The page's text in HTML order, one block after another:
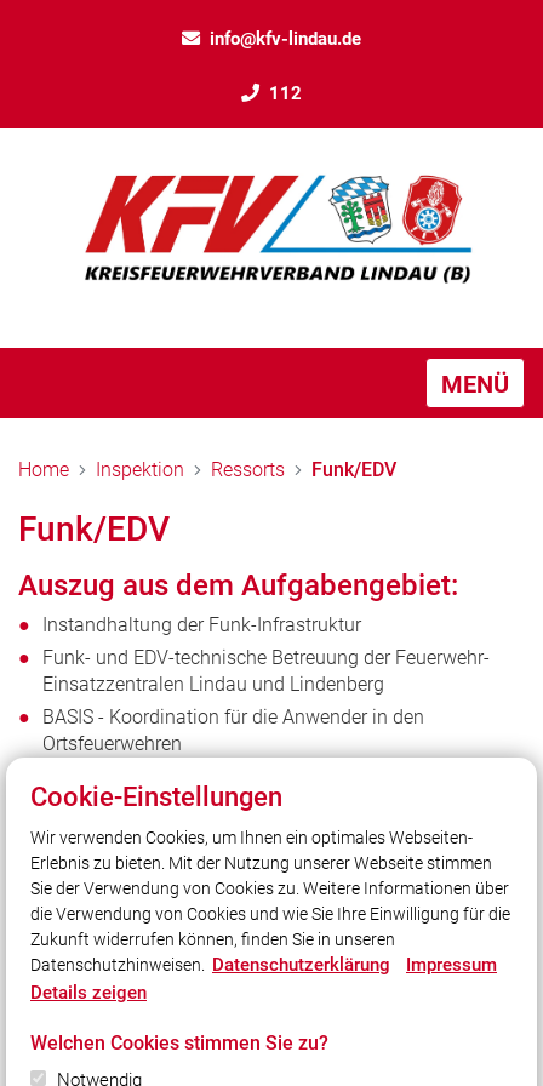
info@kfv-lindau.de
112
MENÜ
Home Inspektion Ressorts Funk/EDV
Funk/EDV
Auszug aus dem Aufgabengebiet:
Instandhaltung der Funk-Infrastruktur
Funk- und EDV-technische Betreuung der Feuerwehr-
Einsatzzentralen Lindau und Lindenberg
BASIS - Koordination für die Anwender in den
Ortsfeuerwehren
Integrierten Leitstelle für den Landkreis Lindau
Unser Leitsatz
Gott zur Ehr', dem Nächsten zur Wehr!
Quicklinks
Cookie-Einstellungen
Wir verwenden Cookies, um Ihnen ein optimales Webseiten-
Erlebnis zu bieten. Mit der Nutzung unserer Webseite stimmen
Sie der Verwendung von Cookies zu. Weitere Informationen über
die Verwendung von Cookies und wie Sie Ihre Einwilligung für die
Zukunft widerrufen können, finden Sie in unseren
Datenschutzhinweisen. Datenschutzerklärung
Impressum
Details zeigen
Welchen Cookies stimmen Sie zu?
Notwendig